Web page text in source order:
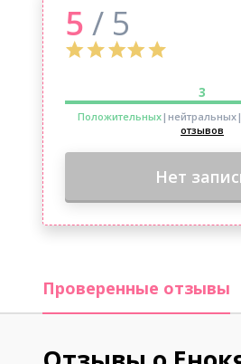
5 / 5
3
Положительных|нейтральных|
отзывов
Нет
Проверенные отзывы